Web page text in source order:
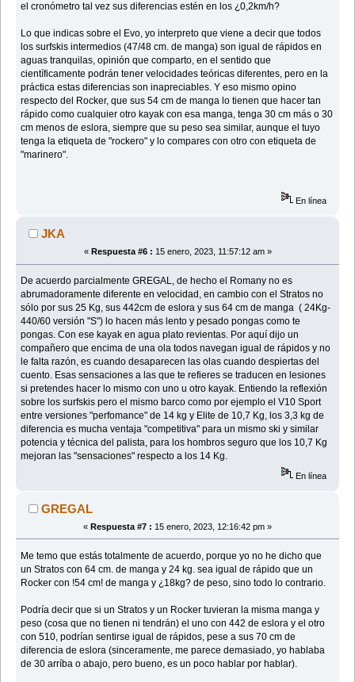
el cronómetro tal vez sus diferencias estén en los ¿0,2km/h?
Lo que indicas sobre el Evo, yo interpreto que viene a decir que todos
los surfskis intermedios (47/48 cm. de manga) son igual de rápidos en
aguas tranquilas, opinión que comparto, en el sentido que
científicamente podrán tener velocidades teóricas diferentes, pero en la
práctica estas diferencias son inapreciables. Y eso mismo opino
respecto del Rocker, que sus 54 cm de manga lo tienen que hacer tan
rápido como cualquier otro kayak con esa manga, tenga 30 cm más o 30
cm menos de eslora, siempre que su peso sea similar, aunque el tuyo
tenga la etiqueta de "rockero" y lo compares con otro con etiqueta de
"marinero".
En línea
JKA
« Respuesta #6 : 15 enero, 2023, 11:57:12 am »
De acuerdo parcialmente GREGAL, de hecho el Romany no es
abrumadoramente diferente en velocidad, en cambio con el Stratos no
sólo por sus 25 Kg, sus 442cm de eslora y sus 64 cm de manga ( 24Kg-
440/60 versión "S") lo hacen más lento y pesado pongas como te
pongas. Con ese kayak en agua plato revientas. Por aquí dijo un
compañero que encima de una ola todos navegan igual de rápidos y no
le falta razón, es cuando desaparecen las olas cuando despiertas del
cuento. Esas sensaciones a las que te refieres se traducen en lesiones
si pretendes hacer lo mismo con uno u otro kayak. Entiendo la reflexión
sobre los surfskis pero el mismo barco como por ejemplo el V10 Sport
entre versiones "perfomance" de 14 kg y Elite de 10,7 Kg, los 3,3 kg de
diferencia es mucha ventaja "competitiva" para un mismo ski y similar
potencia y técnica del palista, para los hombros seguro que los 10,7 Kg
mejoran las "sensaciones" respecto a los 14 Kg.
En línea
GREGAL
« Respuesta #7 : 15 enero, 2023, 12:16:42 pm »
Me temo que estás totalmente de acuerdo, porque yo no he dicho que
un Stratos con 64 cm. de manga y 24 kg. sea igual de rápido que un
Rocker con !54 cm! de manga y ¿18kg? de peso, sino todo lo contrario.
Podría decir que si un Stratos y un Rocker tuvieran la misma manga y
peso (cosa que no tienen ni tendrán) el uno con 442 de eslora y el otro
con 510, podrían sentirse igual de rápidos, pese a sus 70 cm de
diferencia de eslora (sinceramente, me parece demasiado, yo hablaba
de 30 arríba o abajo, pero bueno, es un poco hablar por hablar).